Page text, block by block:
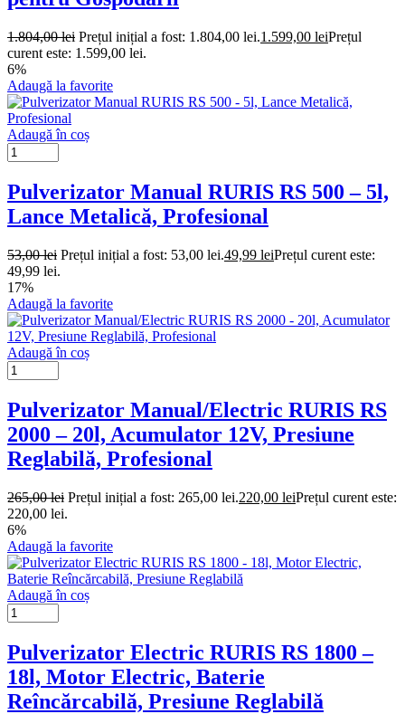
1.804,00lei Prețul inițial a fost: 1.804,00 lei.1.599,00 leiPrețul
curent este: 1.599,00 lei.
6%
Adaugă la favorite
Adaugă în coș
Pulverizator Manual RURIS RS 500 – 5l,
Lance Metalică, Profesional
53,00lei Prețul inițial a fost: 53,00 lei.49,99 leiPrețul curent este:
49,99 lei.
17%
Adaugă la favorite
Adaugă în coș
Pulverizator Manual/Electric RURIS RS
2000 – 20l, Acumulator 12V, Presiune
Reglabilă, Profesional
265,00lei Prețul inițial a fost: 265,00 lei.220,00 leiPrețul curent este:
220,00 lei.
6%
Adaugă la favorite
Adaugă în coș
Pulverizator Electric RURIS RS 1800 –
18l, Motor Electric, Baterie
Reîncărcabilă, Presiune Reglabilă